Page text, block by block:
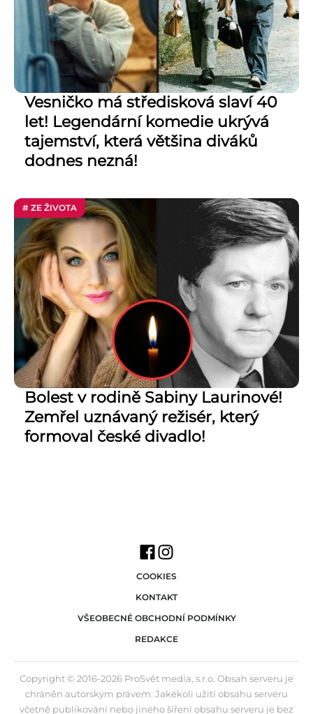
Vesničko má středisková slaví 40
let! Legendární komedie ukrývá
tajemství, která většina diváků
dodnes nezná!
# ZE ŽIVOTA
Bolest v rodině Sabiny Laurinové!
Zemřel uznávaný režisér, který
formoval české divadlo!
COOKIES
KONTAKT
VŠEOBECNÉ OBCHODNÍ PODMÍNKY
REDAKCE
Copyright © 2016-2026 ProSvět media, s.r.o. Obsah serveru je
chráněn autorským právem. Jakékoli užití obsahu serveru
včetně publikování nebo jiného šíření obsahu serveru je bez